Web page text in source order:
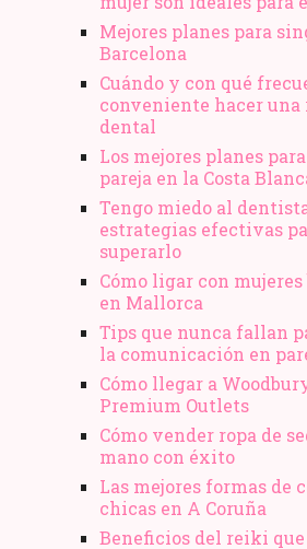
Mejores planes para
Barcelona
Cuándo y con qué
conveniente hacer
dental
Los mejores planes
pareja en la Costa
Tengo miedo al
estrategias efectivas
superarlo
Cómo ligar con
en Mallorca
Tips que nunca fallan
la comunicación en
Cómo llegar a
Premium Outlets
Cómo vender ropa de
mano​ con éxito
Las mejores formas de
chicas en A Coruña
Beneficios del reiki que